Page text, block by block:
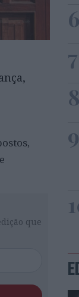
que
6
7
8
9